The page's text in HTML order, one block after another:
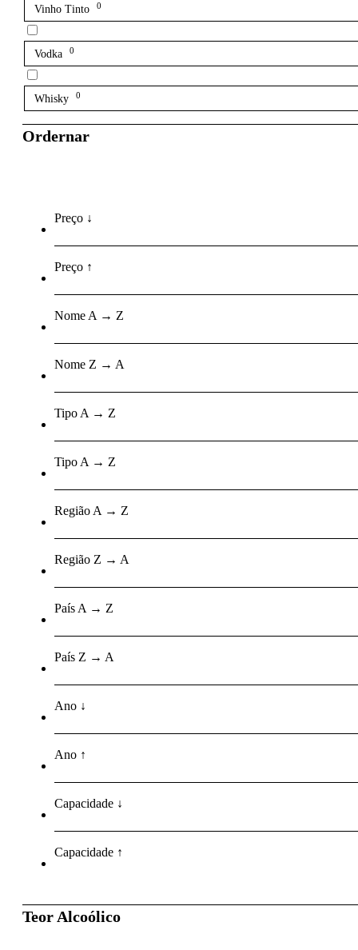
Vinho Tinto 0
Vodka 0
Whisky 0
Ordernar
Preço ↓
Preço ↑
Nome A → Z
Nome Z → A
Tipo A → Z
Tipo A → Z
Região A → Z
Região Z → A
País A → Z
País Z → A
Ano ↓
Ano ↑
Capacidade ↓
Capacidade ↑
Teor Alcoólico